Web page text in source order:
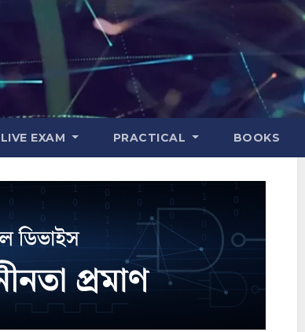
LIVE EXAM PRACTICAL BOOKS